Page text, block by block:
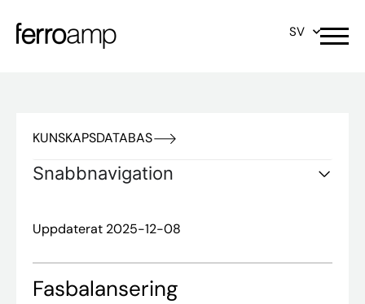
SV
KUNSKAPSDATABAS
Snabbnavigation
Uppdaterat 2025-12-08
Fasbalansering